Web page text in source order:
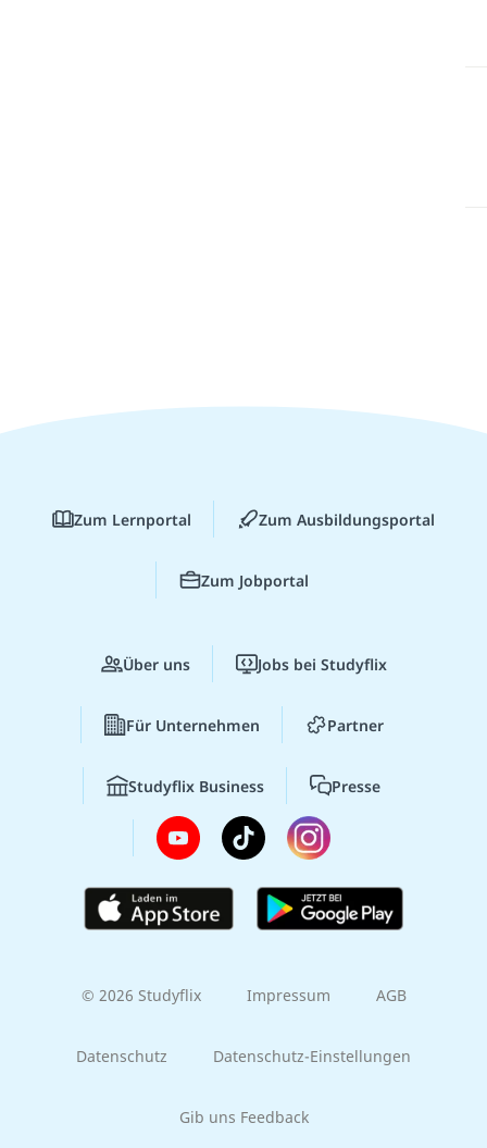
Zum Lernportal Zum Ausbildungsportal
Zum Jobportal
Über uns Jobs bei Studyflix
Für Unternehmen Partner
Studyflix Business Presse
© 2026 Studyflix Impressum AGB
Datenschutz Datenschutz-Einstellungen
Gib uns Feedback